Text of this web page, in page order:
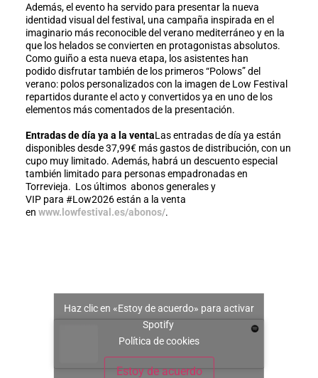
Además, el evento ha servido para presentar la nueva
identidad visual del festival, una campaña inspirada en el
imaginario más reconocible del verano mediterráneo y en la
que los helados se convierten en protagonistas absolutos.
Como guiño a esta nueva etapa, los asistentes han
podido disfrutar también de los primeros “Polows” del
verano: polos personalizados con la imagen de Low Festival
repartidos durante el acto y convertidos ya en uno de los
elementos más comentados de la presentación.
Entradas de día ya a la ventaLas entradas de día ya están
disponibles desde 37,99€ más gastos de distribución, con un
cupo muy limitado. Además, habrá un descuento especial
también limitado para personas empadronadas en
Torrevieja. Los últimos abonos generales y
VIP para #Low2026 están a la venta
en www.lowfestival.es/abonos/.
Haz clic en «Estoy de acuerdo» para activar
Spotify
Política de cookies
Estoy de acuerdo